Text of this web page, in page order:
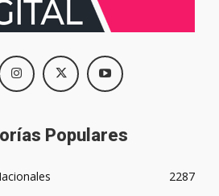
Populares
2287